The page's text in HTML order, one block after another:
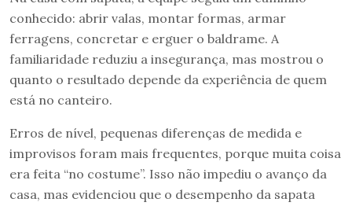
conhecido: abrir valas, montar formas, armar
ferragens, concretar e erguer o baldrame. A
familiaridade reduziu a insegurança, mas mostrou o
quanto o resultado depende da experiência de quem
está no canteiro.
Erros de nível, pequenas diferenças de medida e
improvisos foram mais frequentes, porque muita coisa
era feita “no costume”. Isso não impediu o avanço da
casa, mas evidenciou que o desempenho da sapata